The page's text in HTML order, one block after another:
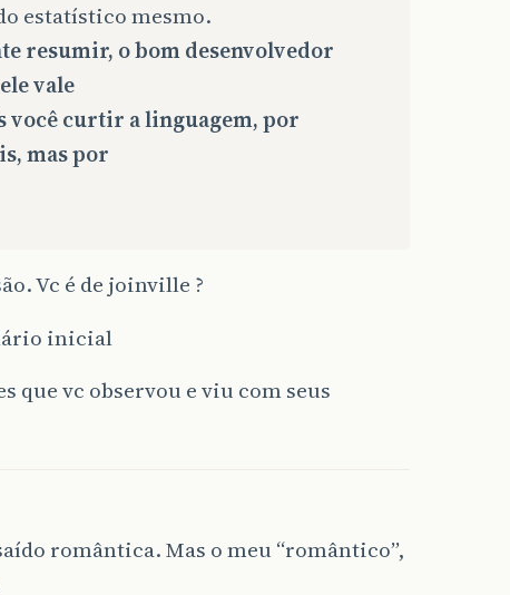
estatístico mesmo.
resumir, o bom desenvolvedor
vale
você curtir a linguagem, por
mas por
Vc é de joinville ?
inicial
que vc observou e viu com seus
romântica. Mas o meu “romântico”,